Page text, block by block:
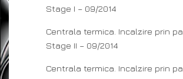
Stage I – 09/2014
Centrala termica. Incalzire prin
Stage II – 09/2014
Centrala termica. Incalzire prin